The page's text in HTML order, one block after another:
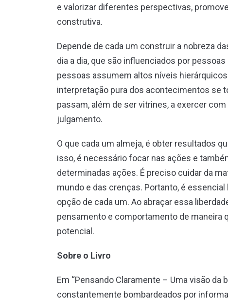
e valorizar diferentes perspectivas,
construtiva.
Depende de cada um construir a nobreza
dia a dia, que são influenciados por
pessoas assumem altos níveis
interpretação pura dos acontecimentos se
passam, além de ser vitrines, a exercer
julgamento.
O que cada um almeja, é obter resultados
isso, é necessário focar nas ações e
determinadas ações. É preciso cuidar da
mundo e das crenças. Portanto, é
opção de cada um. Ao abraçar essa
pensamento e comportamento de maneira
potencial.
Sobre o Livro
Em “Pensando Claramente – Uma visão da
constantemente bombardeados por